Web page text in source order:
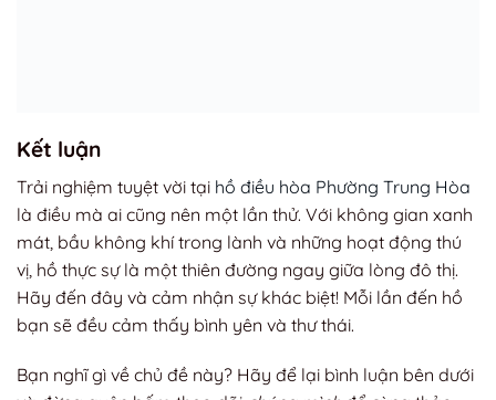
Kết luận
Trải nghiệm tuyệt vời tại hồ điều hòa Phường Trung Hòa
là điều mà ai cũng nên một lần thử. Với không gian xanh
mát, bầu không khí trong lành và những hoạt động thú
vị, hồ thực sự là một thiên đường ngay giữa lòng đô thị.
Hãy đến đây và cảm nhận sự khác biệt! Mỗi lần đến hồ
bạn sẽ đều cảm thấy bình yên và thư thái.
Bạn nghĩ gì về chủ đề này? Hãy để lại bình luận bên dưới